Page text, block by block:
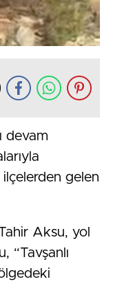
devam
gelen
Aksu, yol
“Tavşanlı